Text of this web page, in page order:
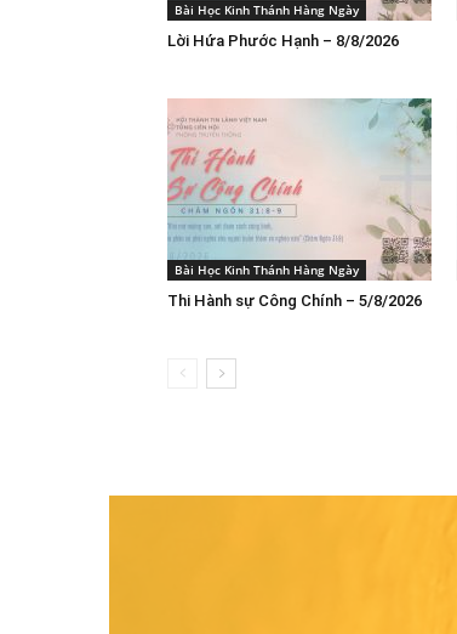
Bài Học Kinh Thánh Hàng Ngày
Lời Hứa Phước Hạnh – 8/8/2026
Bài Học Kinh Thánh Hàng Ngày
Thi Hành sự Công Chính – 5/8/2026